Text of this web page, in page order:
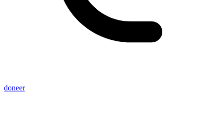
doneer